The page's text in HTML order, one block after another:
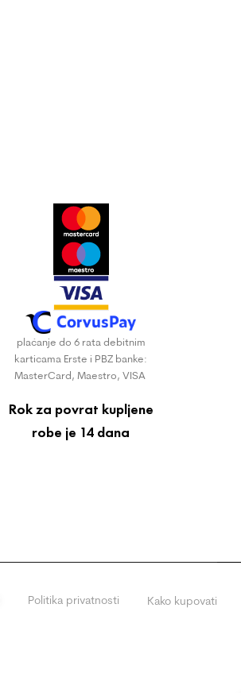
plaćanje do 6 rata debitnim
karticama Erste i PBZ banke:
MasterCard, Maestro, VISA
Rok za povrat kupljene
robe je 14 dana
Politika privatnosti Kako kupovati